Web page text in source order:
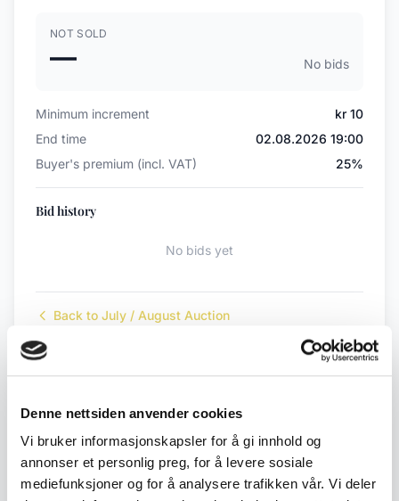
Denne nettsiden anvender cookies
Vi bruker informasjonskapsler for å gi innhold og
annonser et personlig preg, for å levere sosiale
mediefunksjoner og for å analysere trafikken vår. Vi deler
NOT SOLD
— No bids
Minimum increment
kr 10
End time
02.08.2026 19:00
Buyer's premium (incl. VAT)
25%
Bid history
No bids yet
Back to July / August Auction
#67